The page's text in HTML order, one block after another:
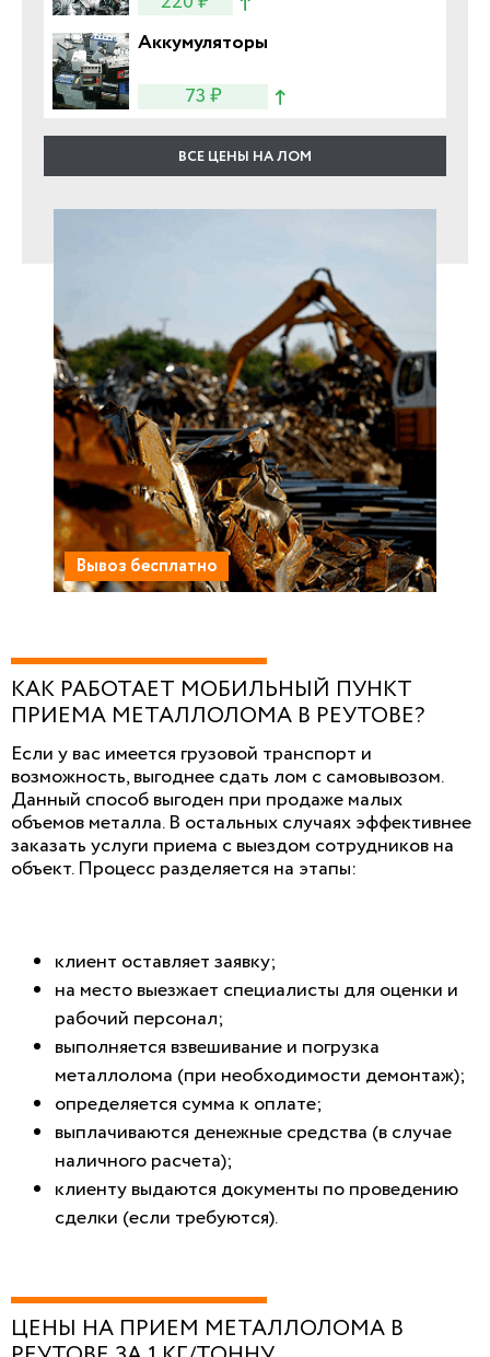
Вывоз бесплатно
Аккумуляторы
73 ₽
ВСЕ ЦЕНЫ НА ЛОМ
КАК РАБОТАЕТ МОБИЛЬНЫЙ ПУНКТ
ПРИЕМА МЕТАЛЛОЛОМА В РЕУТОВЕ?
Если у вас имеется грузовой транспорт и
возможность, выгоднее сдать лом с самовывозом.
Данный способ выгоден при продаже малых
объемов металла. В остальных случаях эффективнее
заказать услуги приема с выездом сотрудников на
объект. Процесс разделяется на этапы:
клиент оставляет заявку;
на место выезжает специалисты для оценки и
рабочий персонал;
выполняется взвешивание и погрузка
металлолома (при необходимости демонтаж);
определяется сумма к оплате;
выплачиваются денежные средства (в случае
наличного расчета);
клиенту выдаются документы по проведению
сделки (если требуются).
ЦЕНЫ НА ПРИЕМ МЕТАЛЛОЛОМА В